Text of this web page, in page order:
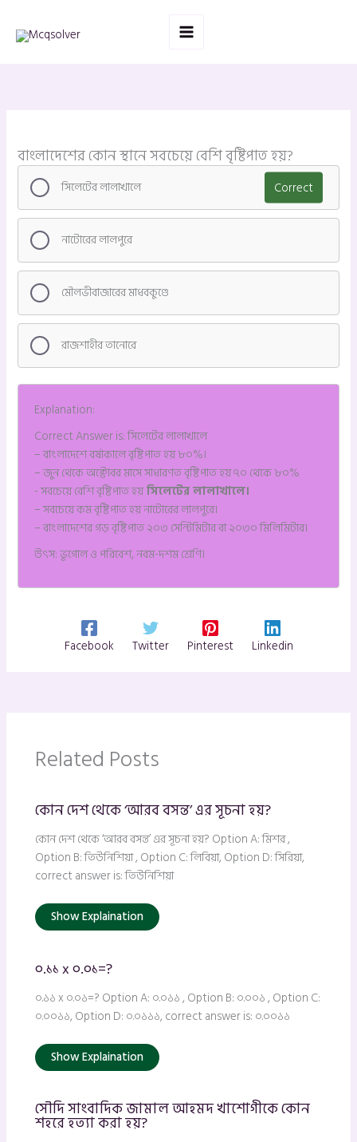
content
বাংলাদেশের কোন স্থানে সবচেয়ে বেশি বৃষ্টিপাত হয়?
সিলেটের লালাখালে Correct
নাটোরের লালপুরে
মৌলভীবাজারের মাধবকুণ্ডে
রাজশাহীর তানোরে
Explanation:
Correct Answer is: সিলেটের লালাখালে
– বাংলাদেশে বর্ষাকালে বৃষ্টিপাত হয় ৮০%।
– জুন থেকে অক্টোবর মাসে সাধারণত বৃষ্টিপাত হয় ৭০ থেকে ৮০%
‌- সবচেয়ে বেশি বৃষ্টিপাত হয়সিলেটের লালাখালে।
– সবচেয়ে কম বৃষ্টিপাত হয় নাটোরের লালপুরে।
– বাংলাদেশের গড় বৃষ্টিপাত ২০৩ সেন্টিমিটার বা ২০৩০ মিলিমিটার।
উৎস: ভূগোল ও পরিবেশ, নবম-দশম শ্রেণি।
Facebook Twitter Pinterest Linkedin
Related Posts
কোন দেশ থেকে ‘আরব বসন্ত’ এর সূচনা হয়?
কোন দেশ থেকে ‘আরব বসন্ত’ এর সূচনা হয়? Option A: মিশর ,
Option B: তিউনিশিয়া , Option C: লিবিয়া, Option D: সিরিয়া,
correct answer is: তিউনিশিয়া
Show Explaination
০.১১ x ০.০১=?
০.১১ x ০.০১=? Option A: ০.০১১ , Option B: ০.০০১ , Option C:
০.০০১১, Option D: ০.০১১১, correct answer is: ০.০০১১
Show Explaination
সৌদি সাংবাদিক জামাল আহমদ খাশোগীকে কোন
শহরে হত্যা করা হয়?